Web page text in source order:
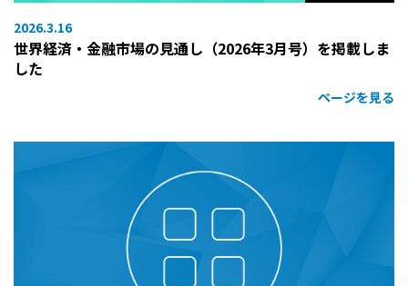
2026.3.16
世界経済・金融市場の見通し（2026年3月号）を掲載しま
した
ページを見る